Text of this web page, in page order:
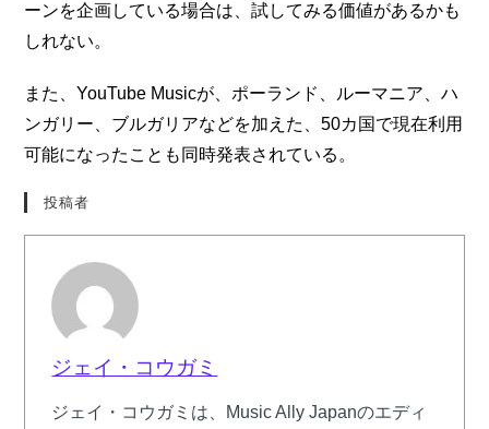
ーンを企画している場合は、試してみる価値があるかも
しれない。
また、YouTube Musicが、ポーランド、ルーマニア、ハ
ンガリー、ブルガリアなどを加えた、50カ国で現在利用
可能になったことも同時発表されている。
投稿者
ジェイ・コウガミ
ジェイ・コウガミは、Music Ally Japanのエディ